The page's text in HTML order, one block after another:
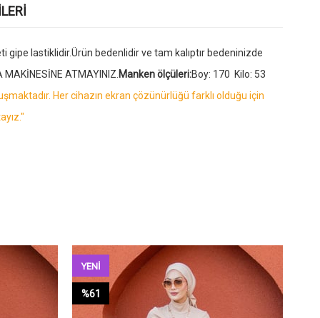
gipe lastiklidir.Ürün bedenlidir ve tam kalıptır bedeninizde
ATMAYINIZ. Manken ölçüleri:Boy: 170 Kilo: 53
Her cihazın ekran çözünürlüğü farklı olduğu için
%61
YENI
ÜRÜN